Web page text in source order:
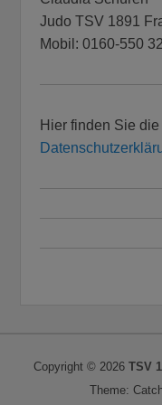
Judo TSV 1891
Mobil: 0160-550
Hier finden Sie
Copyright © 2026 TSV
Theme: